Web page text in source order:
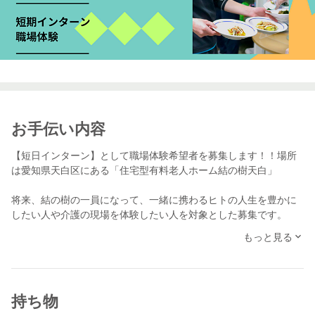
お手伝い内容
【短日インターン】として職場体験希望者を募集します！！場所
は愛知県天白区にある「住宅型有料老人ホーム結の樹天白」
将来、結の樹の一員になって、一緒に携わるヒトの人生を豊かに
したい人や介護の現場を体験したい人を対象とした募集です。
日頃の結の樹の活動はYoutubeやインスタグラムにて確認いただけ
もっと見る
持ち物